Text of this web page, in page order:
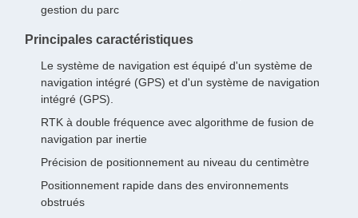
gestion du parc
Principales caractéristiques
Le système de navigation est équipé d'un système de
navigation intégré (GPS) et d'un système de navigation
intégré (GPS).
RTK à double fréquence avec algorithme de fusion de
navigation par inertie
Précision de positionnement au niveau du centimètre
Positionnement rapide dans des environnements
obstrués